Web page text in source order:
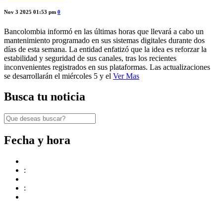
Nov 3 2025 01:53 pm 0
Bancolombia informó en las últimas horas que llevará a cabo un
mantenimiento programado en sus sistemas digitales durante dos
días de esta semana. La entidad enfatizó que la idea es reforzar la
estabilidad y seguridad de sus canales, tras los recientes
inconvenientes registrados en sus plataformas. Las actualizaciones
se desarrollarán el miércoles 5 y el Ver Mas
Busca tu noticia
Fecha y hora
:
: